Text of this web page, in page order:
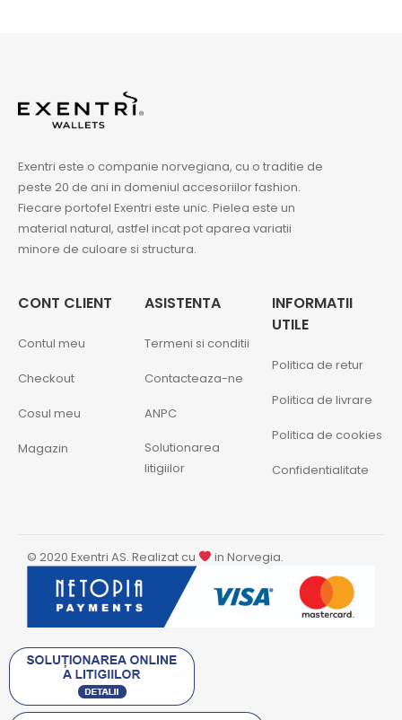
Exentri este o companie norvegiana, cu o traditie de
peste 20 de ani in domeniul accesoriilor fashion.
Fiecare portofel Exentri este unic. Pielea este un
material natural, astfel incat pot aparea variatii
minore de culoare si structura.
CONT CLIENT
Contul meu
Checkout
Cosul meu
Magazin
ASISTENTA
Termeni si conditii
Contacteaza-ne
ANPC
Solutionarea
litigiilor
INFORMATII
UTILE
Politica de retur
Politica de livrare
Politica de cookies
Confidentialitate
© 2020 Exentri AS. Realizat cu in Norvegia.